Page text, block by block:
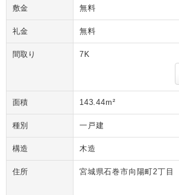
敷金 無料
礼金 無料
間取り 7K
面積 143.44m²
種別 一戸建
構造 木造
住所 宮城県石巻市向陽町2丁目